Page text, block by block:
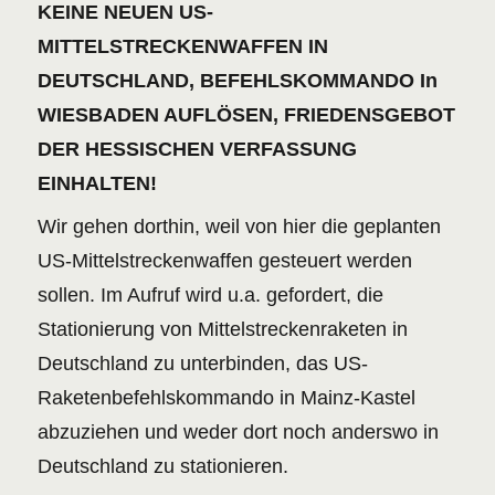
KEINE NEUEN US-
MITTELSTRECKENWAFFEN IN
DEUTSCHLAND, BEFEHLSKOMMANDO In
WIESBADEN AUFLÖSEN, FRIEDENSGEBOT
DER HESSISCHEN VERFASSUNG
EINHALTEN!
Wir gehen dorthin, weil von hier die geplanten
US-Mittelstreckenwaffen gesteuert werden
sollen. Im Aufruf wird u.a. gefordert, die
Stationierung von Mittelstreckenraketen in
Deutschland zu unterbinden, das US-
Raketenbefehlskommando in Mainz-Kastel
abzuziehen und weder dort noch anderswo in
Deutschland zu stationieren.